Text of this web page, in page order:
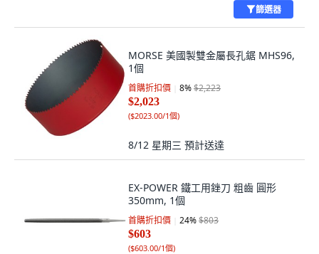
篩選器
MORSE 美國製雙金屬長孔鋸 MHS96,
1個
首購折扣價 8%$2,223
$2,023
($2023.00/1個)
8/12 星期三 預計送達
EX-POWER 鐵工用銼刀 粗齒 圓形
350mm, 1個
首購折扣價 24%$803
$603
($603.00/1個)